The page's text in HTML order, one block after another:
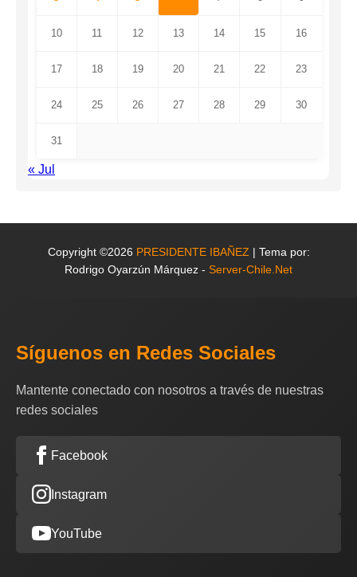
10 11 12 13 14 15 16
17 18 19 20 21 22 23
24 25 26 27 28 29 30
31
« Jul
Copyright ©2026 PRESIDENTE IBAÑEZ | Tema por:
Rodrigo Oyarzún Márquez - Server-Chile.Net
Síguenos en Redes Sociales
Mantente conectado con nosotros a través de nuestras
redes sociales
Facebook
Instagram
YouTube